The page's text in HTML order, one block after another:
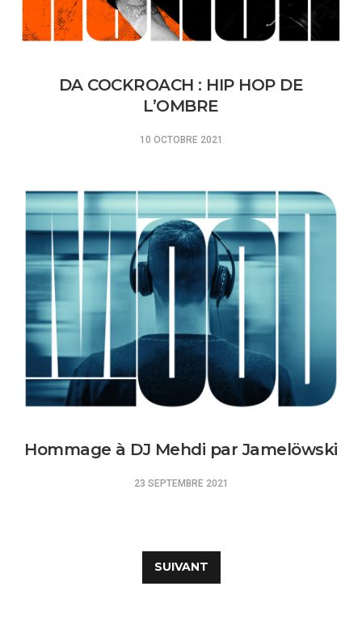
DA COCKROACH : HIP HOP DE
L’OMBRE
10 OCTOBRE 2021
Hommage à DJ Mehdi par Jamelöwski
23 SEPTEMBRE 2021
SUIVANT